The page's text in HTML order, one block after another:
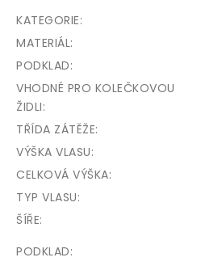
KATEGORIE:
MATERIÁL:
PODKLAD:
VHODNÉ PRO KOLEČKOVOU
ŽIDLI:
TŘÍDA ZÁTĚŽE:
VÝŠKA VLASU:
CELKOVÁ VÝŠKA:
TYP VLASU:
ŠÍŘE:
PODKLAD: